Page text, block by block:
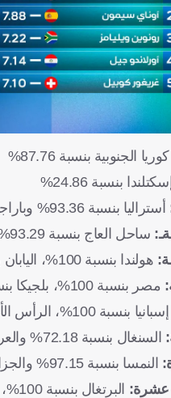
كوريا الجنوبية بنسبة 87.76%
إسكتلندا بنسبة 24.86%
أستراليا بنسبة 93.36% وباراجواي بنسبة 88.08%
ساحل العاج بنسبة 93.29%، الإكوادور بنسبة 18.15% وكوراساو بنسبة 17.58%
هولندا بنسبة 100%، اليابان بنسبة 100%، السويد بنسبة 91.50%
مصر بنسبة 100%، بلجيكا بنسبة 91.96%، إيران بنسبة 56.61%، نيوزيلندا بنسبة 7.99%
إسبانيا بنسبة 100%، الرأس الأخضر بنسبة 66.72%، أوروجواي بنسبة 38.19% والمملكة العربية السعودية بنسبة 33.27%
السنغال بنسبة 72.18% والعراق بنسبة 1.12%
النمسا بنسبة 97.15% والجزائر 82.09%
عشرة: البرتغال بنسبة 100%، جمهورية الكونغو الديمقراطية بنسبة 41.59%، وأوزبكستان بنسبة 1.68%